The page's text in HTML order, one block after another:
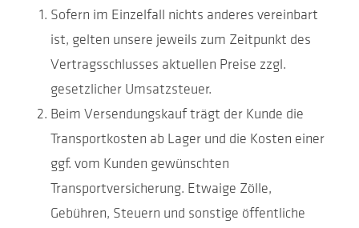
Sofern im Einzelfall nichts anderes vereinbart
ist, gelten unsere jeweils zum Zeitpunkt des
Vertragsschlusses aktuellen Preise zzgl.
gesetzlicher Umsatzsteuer.
Beim Versendungskauf trägt der Kunde die
Transportkosten ab Lager und die Kosten einer
ggf. vom Kunden gewünschten
Transportversicherung. Etwaige Zölle,
Gebühren, Steuern und sonstige öffentliche